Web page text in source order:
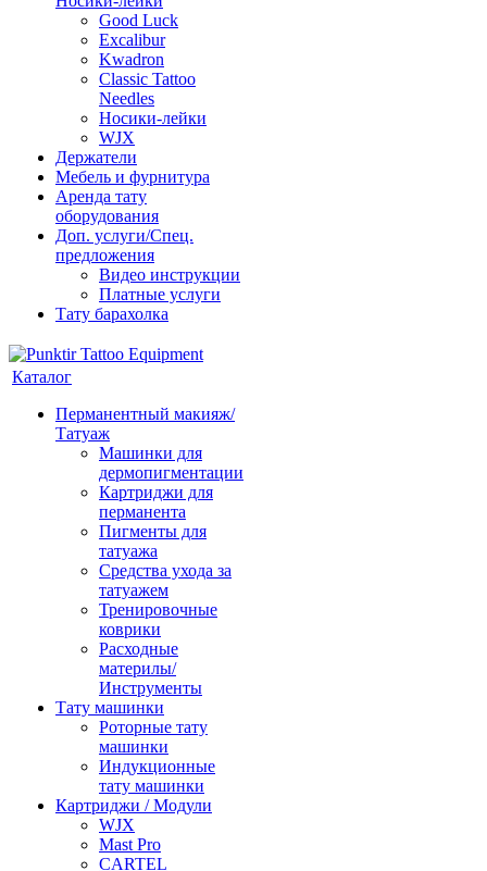
Good Luck
Excalibur
Kwadron
Classic Tattoo
Needles
Носики-лейки
WJX
Держатели
Мебель и фурнитура
Аренда тату
оборудования
Доп. услуги/Спец.
предложения
Видео инструкции
Платные услуги
Тату барахолка
Каталог
Перманентный макияж/
Татуаж
Машинки для
дермопигментации
Картриджи для
перманента
Пигменты для
татуажа
Средства ухода за
татуажем
Тренировочные
коврики
Расходные
материлы/
Инструменты
Тату машинки
Роторные тату
машинки
Индукционные
тату машинки
Картриджи / Модули
WJX
Mast Pro
CARTEL